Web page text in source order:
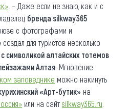
. – Даже если не знаю, как и с
бренда silkway365
с фотографами и
для туристов несколько
символикой алтайских тотемов
Алтая . Мгновение
заповеднике можно накинуть
«Арт-бутик» на
или на сайт silkway365.ru